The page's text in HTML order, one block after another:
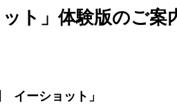
ト」体験版のご案
イーショット」